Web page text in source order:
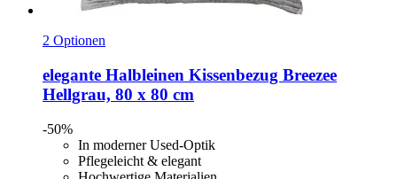
2 Optionen
elegante Halbleinen Kissenbezug Breezee
Hellgrau, 80 x 80 cm
-50%
In moderner Used-Optik
Pflegeleicht & elegant